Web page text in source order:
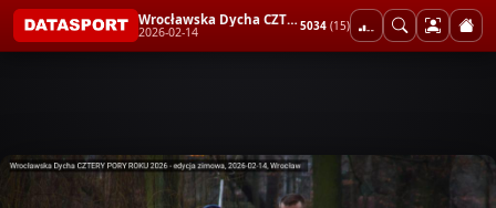
Wrocławska Dycha CZTERY PORY ROKU 2026 - edycja zimowa
2026-02-14 5034 (15)